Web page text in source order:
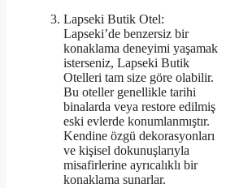
Lapseki Butik Otel:
Lapseki’de benzersiz bir
konaklama deneyimi yaşamak
isterseniz, Lapseki Butik
Otelleri tam size göre olabilir.
Bu oteller genellikle tarihi
binalarda veya restore edilmiş
eski evlerde konumlanmıştır.
Kendine özgü dekorasyonları
ve kişisel dokunuşlarıyla
misafirlerine ayrıcalıklı bir
konaklama sunarlar.